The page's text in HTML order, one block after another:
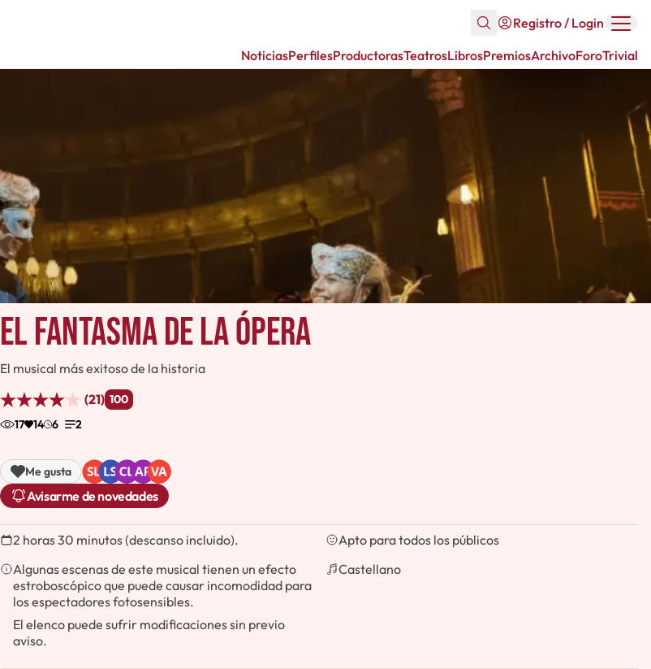
Registro / Login
NoticiasPerfilesProductorasTeatrosLibrosPremiosArchivoForoTrivial
El fantasma de la ópera
El musical más exitoso de la historia
(21) 100
17
14 6 2
Me gusta
Avisarme de novedades
2 horas 30 minutos (descanso incluido).
Apto para todos los públicos
Algunas escenas de este musical tienen un efecto
estroboscópico que puede causar incomodidad para
los espectadores fotosensibles.
El elenco puede sufrir modificaciones sin previo
aviso.
Castellano